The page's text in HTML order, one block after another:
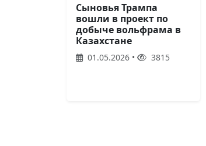
Сыновья Трампа
вошли в проект по
добыче вольфрама в
Казахстане
01.05.2026 • 3815